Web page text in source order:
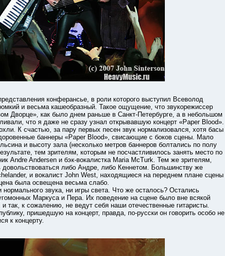
конферансье, в роли которого выступил Всеволод
и весьма кашеобразный. Такое ощущение, что звукорежиссер
Дворце», как было днем раньше в Санкт-Петербурге, а в небольшом
что я даже не сразу узнал открывавшую концерт «Paper Blood».
К счастью, за пару первых песен звук нормализовался, хотя басы
баннеры «Paper Blood», свисающие с боков сцены. Мало
и высоту зала (несколько метров баннеров болтались по полу
тем зрителям, которым не посчастливилось занять место по
Andre Andersen и бэк-вокалистка Maria McTurk. Тем же зрителям,
либо Андре, либо Кеннетом. Большинству же
и вокалист John West, находящиеся на переднем плане сцены
была освещена весьма слабо.
звука, ни игры света. Что же осталось? Остались
Маркуса и Пера. Их поведение на сцене было вне всякой
так, к сожалению, не ведут себя наши отечественные гитаристы.
пришедшую на концерт, правда, по-русски он говорить особо не
к концерту.